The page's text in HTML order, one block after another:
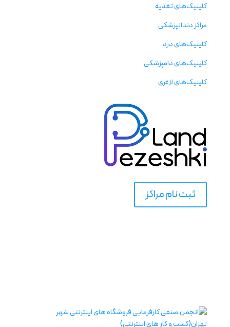
کلینیک‌های تغذیه
مراکز دندانپزشکی
کلینیک‌های درد
کلینیک‌های دامپزشکی
کلینیک‌های لاغری
ثبت نام مراکز